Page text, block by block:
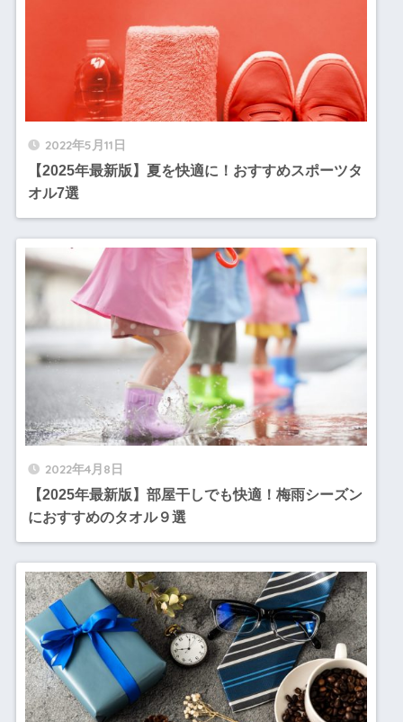
2022年5月11日
【2025年最新版】夏を快適に！おすすめスポーツタ
オル7選
2022年4月8日
【2025年最新版】部屋干しでも快適！梅雨シーズン
におすすめのタオル９選